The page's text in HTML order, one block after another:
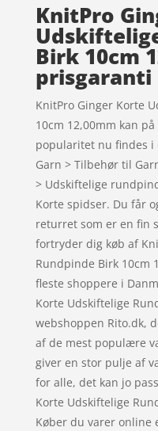
KnitPro
Birk 10cm
prisgaranti
KnitPro Ginger Korte
10cm 12,00mm kan
popularitet nu findes i
Garn > Tilbehør til
> Udskiftelige
Korte spidser. Du får
returret som er en fin
fortryder dig køb af
Rundpinde Birk 10cm
fleste shoppere i
Korte Udskiftelige
webshoppen Rito.dk,
af de mest populære
giver en stor pulje af
for alle, det kan jo
Korte Udskiftelige
Køber du varer online